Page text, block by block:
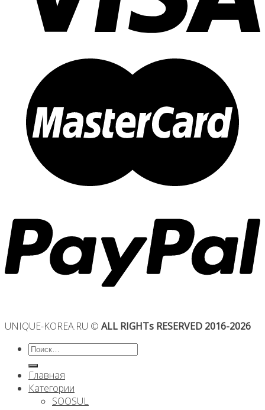
UNIQUE-KOREA.RU © ALL RIGHTs RESERVED 2016-2026
Искать:
Главная
Категории
SOOSUL